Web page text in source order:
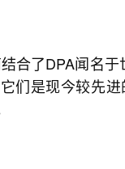
合了DPA闻名
们是现今较先